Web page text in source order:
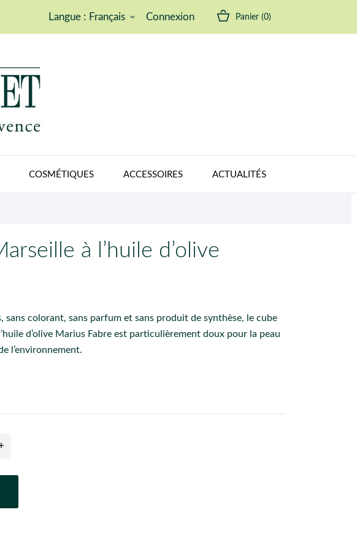
Langue : Français keyboard_arrow_down Connexion Panier (0)
COSMÉTIQUES ACCESSOIRES ACTUALITÉS
à l’huile d’olive
sans colorant, sans parfum et sans produit de synthèse, le cube
d’olive Marius Fabre est particulièrement doux pour la peau
l’environnement.